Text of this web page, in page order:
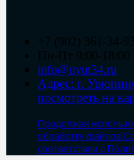
info@uyut34.ru
Адрес: г.
посмотреть на
Продолжая
обработку файлов
соответствии с